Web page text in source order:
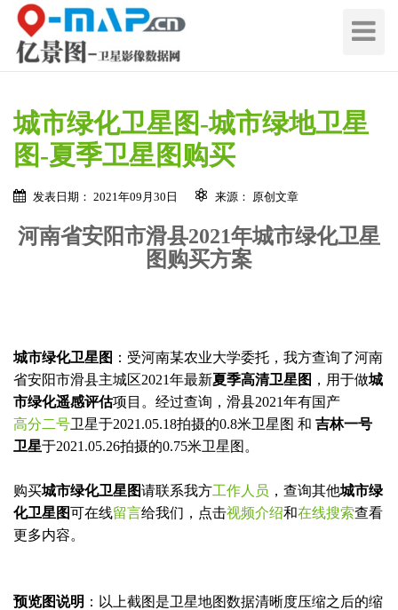
切
导
城市绿化卫星图-城市绿地卫星
图-夏季卫星图购买
发表日期： 2021年09月30日 来源： 原创文章
河南省安阳市滑县2021年城市绿化卫星
图购买方案
城市绿化卫星图 ：受河南某农业大学委托，我方查询了河南
省安阳市滑县主城区2021年最新夏季高清卫星图 ，用于做城
市绿化遥感评估项目。经过查询，滑县2021年有国产
高分二号卫星于2021.05.18拍摄的0.8米卫星图 和 吉林一号
卫星于2021.05.26拍摄的0.75米卫星图。
购买城市绿化卫星图请联系我方工作人员 ，查询其他城市绿
化卫星图可在线留言给我们，点击视频介绍和在线搜索查看
更多内容。
预览图说明 ：以上截图是卫星地图数据清晰度压缩之后的缩